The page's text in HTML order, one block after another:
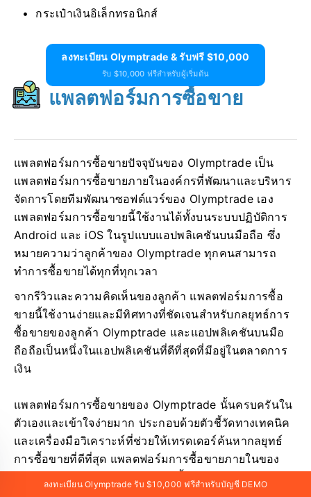
กระเป๋าเงินอิเล็กทรอนิกส์
ลงทะเบียน Olymptrade & รับฟรี $10,000
รับ $10,000 ฟรีสำหรับผู้เริ่มต้น
แพลตฟอร์มการซื้อขาย
แพลตฟอร์มการซื้อขายปัจจุบันของ Olymptrade เป็น
แพลตฟอร์มการซื้อขายภายในองค์กรที่พัฒนาและบริหาร
จัดการโดยทีมพัฒนาซอฟต์แวร์ของ Olymptrade เอง
แพลตฟอร์มการซื้อขายนี้ใช้งานได้ทั้งบนระบบปฏิบัติการ
Android และ iOS ในรูปแบบแอปพลิเคชันบนมือถือ ซึ่ง
หมายความว่าลูกค้าของ Olymptrade ทุกคนสามารถ
ทำการซื้อขายได้ทุกที่ทุกเวลา
จากรีวิวและความคิดเห็นของลูกค้า แพลตฟอร์มการซื้อ
ขายนี้ใช้งานง่ายและมีทิศทางที่ชัดเจนสำหรับกลยุทธ์การ
ซื้อขายของลูกค้า Olymptrade และแอปพลิเคชันบนมือ
ถือถือเป็นหนึ่งในแอปพลิเคชันที่ดีที่สุดที่มีอยู่ในตลาดการ
เงิน
แพลตฟอร์มการซื้อขายของ Olymptrade นั้นครบครันใน
ตัวเองและเข้าใจง่ายมาก ประกอบด้วยตัวชี้วัดทางเทคนิค
และเครื่องมือวิเคราะห์ที่ช่วยให้เทรดเดอร์ค้นหากลยุทธ์
การซื้อขายที่ดีที่สุด แพลตฟอร์มการซื้อขายภายในของ
Olymptrade ยังมีส่วนประวัติการซื้อขายอยู่ด้านล่างของ
ลงทะเบียน Olymptrade รับ $10,000 ฟรีสำหรับบัญชี DEMO